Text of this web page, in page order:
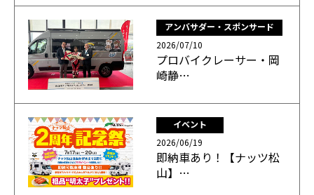
アンバサダー・スポンサード
2026/07/10
プロバイクレーサー・岡
崎静…
イベント
2026/06/19
即納車あり！【ナッツ松
山】…